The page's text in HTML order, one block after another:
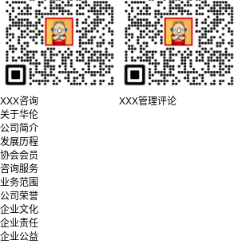
XXX咨询 XXX管理评论
关于华伦
公司简介
发展历程
协会会员
咨询服务
业务范围
公司荣誉
企业文化
企业责任
企业公益